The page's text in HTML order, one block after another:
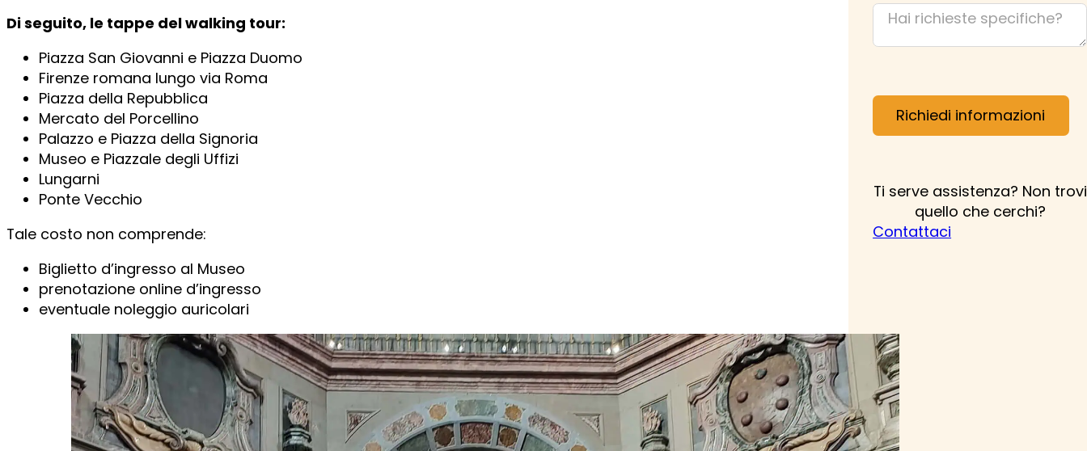
Di seguito, le tappe del walking tour:
Piazza San Giovanni e Piazza Duomo
Firenze romana lungo via Roma
Piazza della Repubblica
Mercato del Porcellino
Palazzo e Piazza della Signoria
Museo e Piazzale degli Uffizi
Lungarni
Ponte Vecchio
Tale costo non comprende:
Biglietto d’ingresso al Museo
prenotazione online d’ingresso
eventuale noleggio auricolari
Richiedi informazioni
Ti serve assistenza? Non trovi
quello che cerchi?
Contattaci